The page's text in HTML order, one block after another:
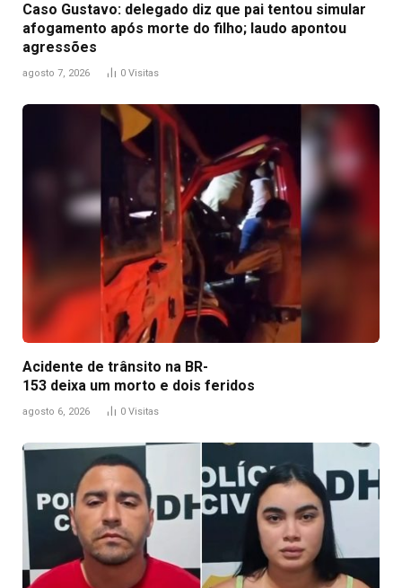
Caso Gustavo: delegado diz que pai tentou simular
afogamento após morte do filho; laudo apontou
agressões
agosto 7, 2026 0 Visitas
Acidente de trânsito na BR-
153 deixa um morto e dois feridos
agosto 6, 2026 0 Visitas